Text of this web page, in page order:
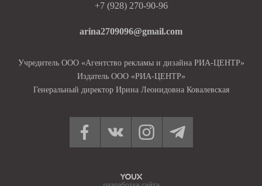
+7 (928) 270-90-96
arina2709096@gmail.com
Учредитель ООО «Агентство рекламы и дизайна РИА-ЦЕНТР»
Издатель ООО «РИА-ЦЕНТР»
Генеральный директор Ирина Леонидовна Ковалевская